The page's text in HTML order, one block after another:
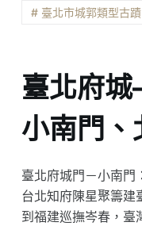
# 臺北市城郭類型古蹟
臺北府
小南門、
臺北府城門－小南門
台北知府陳星聚籌建
到福建巡撫岑春，臺